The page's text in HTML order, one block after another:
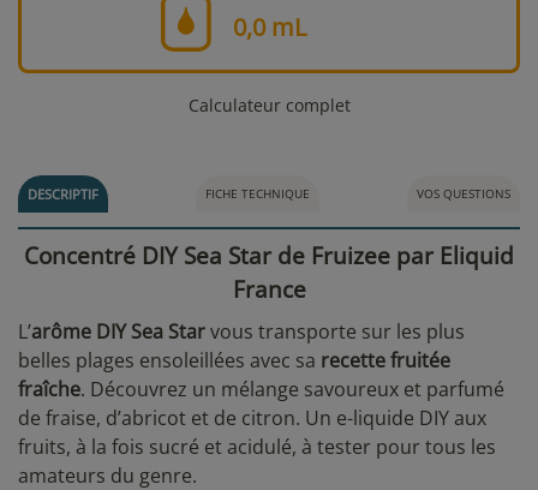
0,0mL
Calculateur complet
DESCRIPTIF FICHE TECHNIQUE VOS QUESTIONS
Concentré DIY Sea Star de Fruizee par Eliquid
France
L’arôme DIY Sea Starvous transporte sur les plus
belles plages ensoleillées avec sa recette fruitée
fraîche. Découvrez un mélange savoureux et parfumé
de fraise, d’abricot et de citron. Un e-liquide DIY aux
fruits, à la fois sucré et acidulé, à tester pour tous les
amateurs du genre.